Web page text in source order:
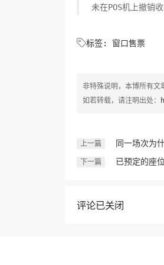
未在POS机上撤销
标签: 窗口售票
非特殊说明，本博所有文
如若转载，请注明出处：
上一篇 同一场次为
下一篇 已预定的座
评论已关闭